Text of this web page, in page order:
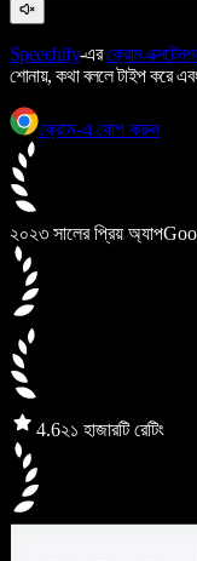
Speechify-এরক্রোম
শোনায়, কথা বললে টাইপ করে
ক্রোম-এ যোগ করুন
২০২৩ সালের প্রিয় অ্যাপ
4.6২১ হাজারটি রেটিং